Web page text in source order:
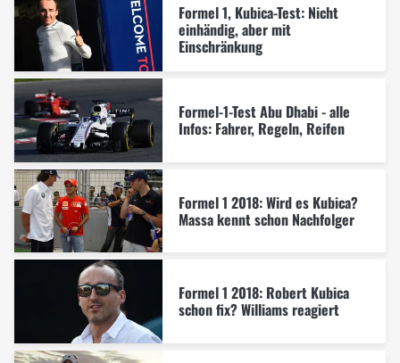
Formel 1, Kubica-Test: Nicht
einhändig, aber mit
Einschränkung
Formel-1-Test Abu Dhabi - alle
Infos: Fahrer, Regeln, Reifen
Formel 1 2018: Wird es Kubica?
Massa kennt schon Nachfolger
Formel 1 2018: Robert Kubica
schon fix? Williams reagiert